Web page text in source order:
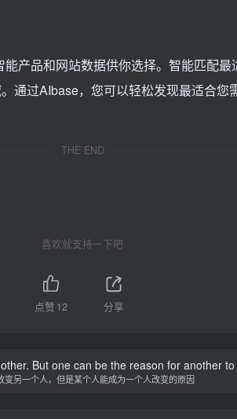
产品和网站数据供你选择。智能匹配
通过AIbase，您可以轻松发现最适合您
THE END
喜欢就支持一下吧
点赞 12 分享
But one can be the reason for another
变另一个人，但是某个人能成为一个人改变的原因